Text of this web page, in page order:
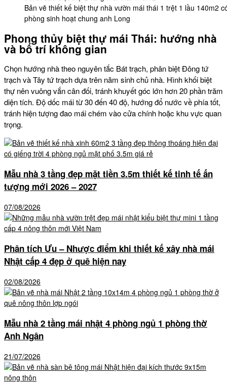
Bản vẽ thiết kế biệt thự nhà vườn mái thái 1 trệt 1 lầu 140m2
phòng sinh hoạt chung anh Long
Phong thủy biệt thự mái Thái: hướng nhà
và bố trí không gian
Chọn hướng nhà theo nguyên tắc Bát trạch, phân biệt Đông tứ
trạch và Tây tứ trạch dựa trên năm sinh chủ nhà. Hình khối biệt
thự nên vuông vắn cân đối, tránh khuyết góc lớn hơn 20 phần trăm
diện tích. Độ dốc mái từ 30 đến 40 độ, hướng đổ nước về phía tốt,
tránh hiện tượng đao mái chém vào cửa chính hoặc khu vực quan
trọng.
Mẫu nhà 3 tầng đẹp mặt tiền 3.5m thiết kế tinh tế ấn
tượng mới 2026 – 2027
07/08/2026
Phân tích Ưu – Nhược điểm khi thiết kế xây nhà mái
Nhật cấp 4 đẹp ở quê hiện nay
02/08/2026
Mẫu nhà 2 tầng mái nhật 4 phòng ngủ 1 phòng thờ
Anh Ngân
21/07/2026